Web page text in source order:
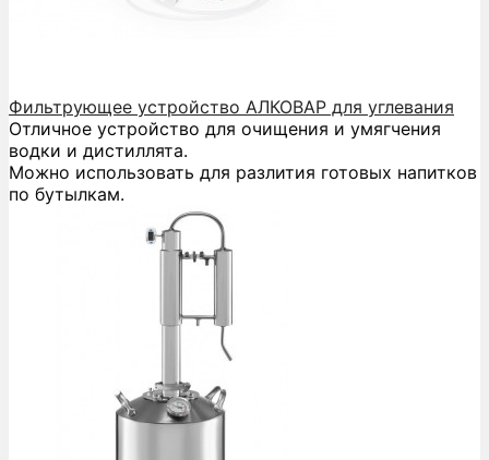
Фильтрующее устройство АЛКОВАР для углевания
Отличное устройство для очищения и умягчения
водки и дистиллята.
Можно использовать для разлития готовых напитков
по бутылкам.